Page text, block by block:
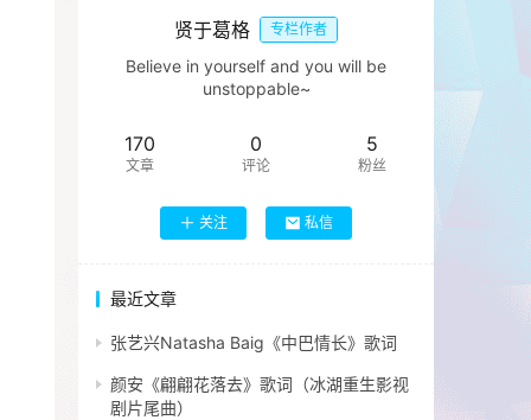
贤于葛格 专栏作者
Believe in yourself and you will be
unstoppable~
170
文章
0
评论
5
粉丝
关注 私信
最近文章
张艺兴Natasha Baig《中巴情长》歌词
颜安《翩翩花落去》歌词（冰湖重生影视
剧片尾曲）